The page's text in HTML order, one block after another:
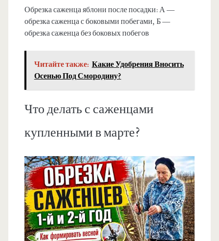
Обрезка саженца яблони после посадки: А —
обрезка саженца с боковыми побегами, Б —
обрезка саженца без боковых побегов
Читайте также: Какие Удобрения Вносить
Осенью Под Смородину?
Что делать с саженцами
купленными в марте?